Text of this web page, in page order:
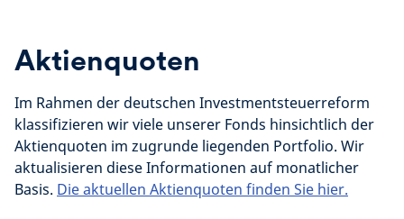
Aktienquoten
Im Rahmen der deutschen Investmentsteuerreform
klassifizieren wir viele unserer Fonds hinsichtlich der
Aktienquoten im zugrunde liegenden Portfolio. Wir
aktualisieren diese Informationen auf monatlicher
Basis. Die aktuellen Aktienquoten finden Sie hier.